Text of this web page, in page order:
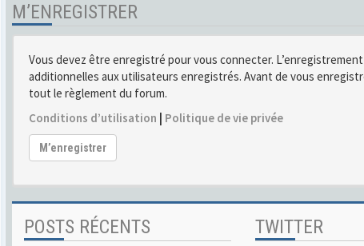
M’ENREGISTRER
Vous devez être enregistré pour vous connecter.
additionnelles aux utilisateurs enregistrés. Avant de vous
tout le règlement du forum.
Conditions d’utilisation | Politique de vie privée
M’enregistrer
POSTS RÉCENTS TWITTER